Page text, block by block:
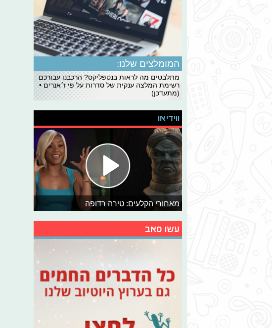
המומלצים שלנו:
מתלבטים מה לראות בנטפליקס? הרכבנו עבורכם
רשימת המלצה ענקית של סדרות על פי ז׳אנרים •
(מתעדכן)
ווידיאו
מאחורי הקלעים: טירה רדופה
עשו סאב